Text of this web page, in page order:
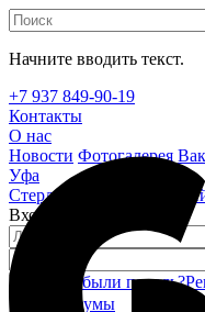
Начните вводить текст.
+7 937 849-90-19
Контакты
О нас
Новости Фотогалерея
Уфа
Стерлитамак
Вход на сайт
Забыли пароль?